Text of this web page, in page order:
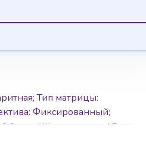
Тип матрицы:
Фиксированный;
2,8 мм ; ИК-подсветка: 15
частота кадров: